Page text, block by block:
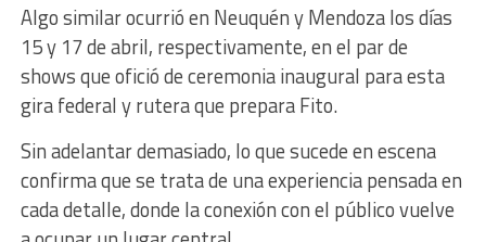
Algo similar ocurrió en Neuquén y Mendoza los días
15 y 17 de abril, respectivamente, en el par de
shows que ofició de ceremonia inaugural para esta
gira federal y rutera que prepara Fito.
Sin adelantar demasiado, lo que sucede en escena
confirma que se trata de una experiencia pensada en
cada detalle, donde la conexión con el público vuelve